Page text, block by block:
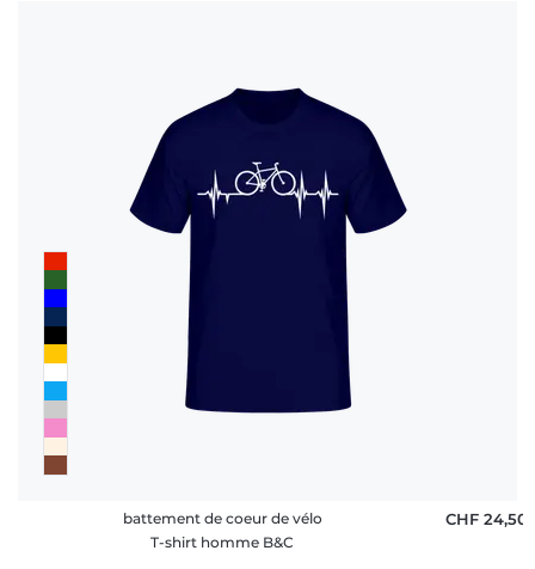
battement de coeur de vélo
T-shirt homme B&C
CHF 24,50